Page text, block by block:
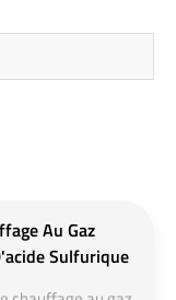
Au Gaz
Sulfurique